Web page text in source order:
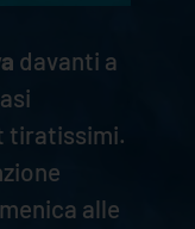
davanti a
tiratissimi.
alle